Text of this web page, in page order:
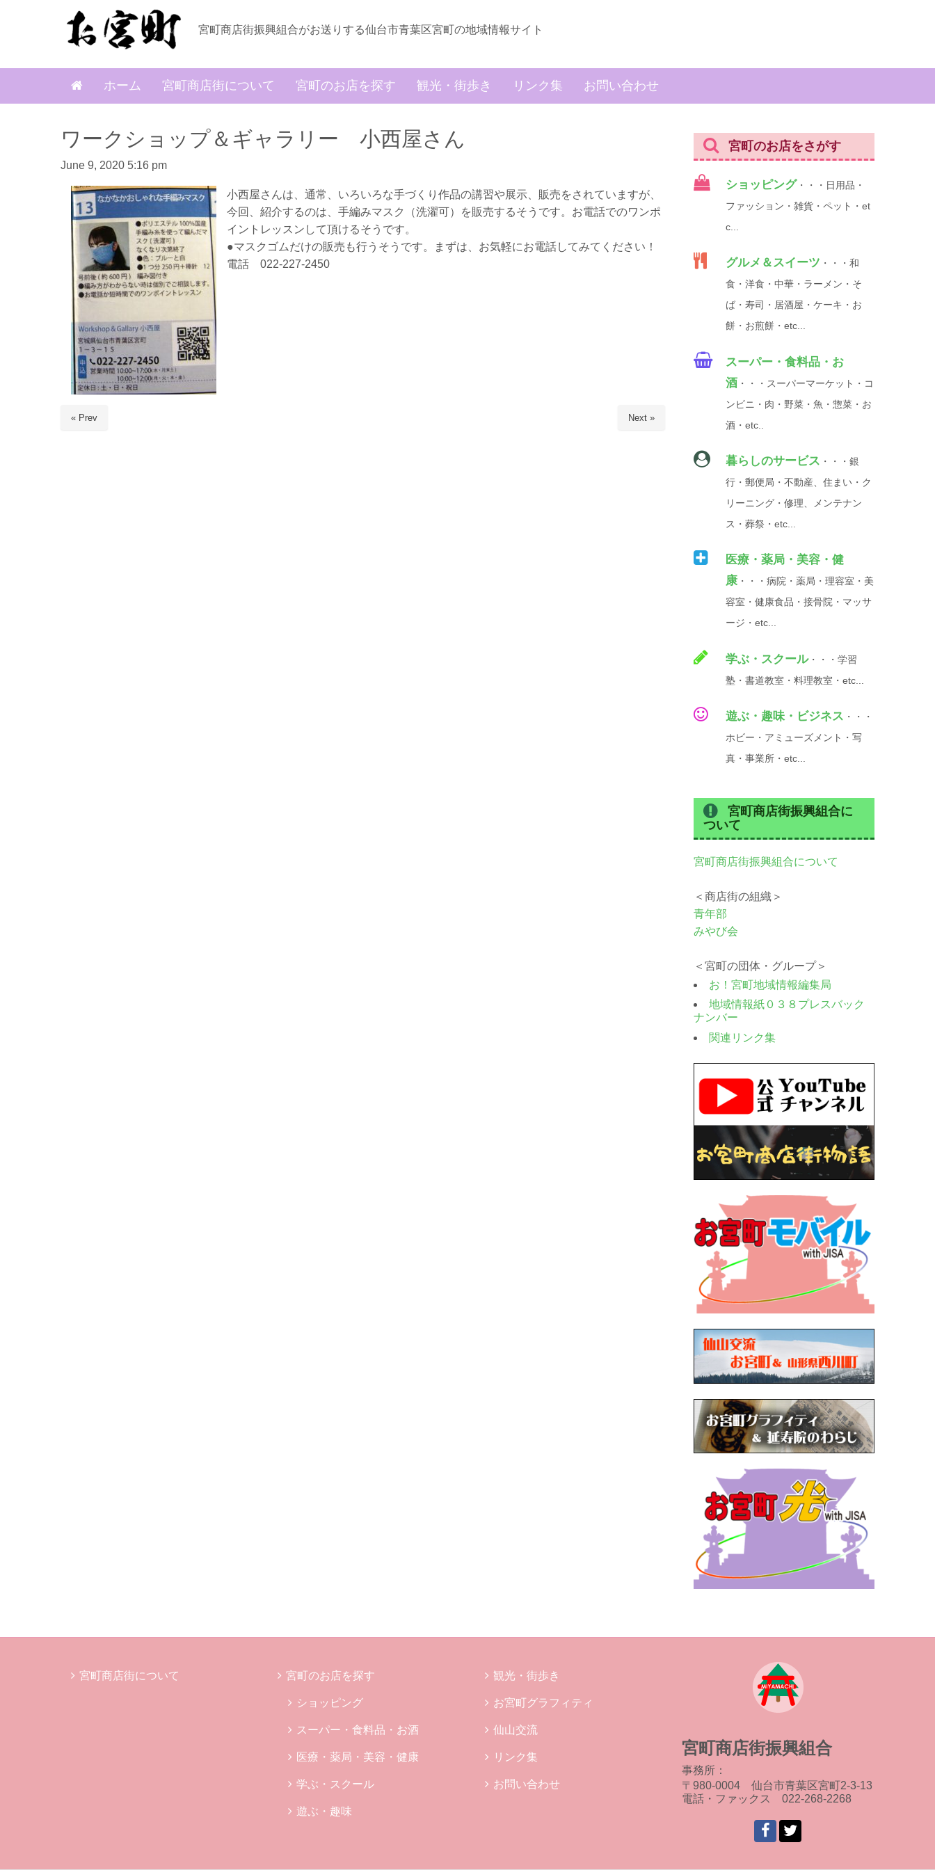
宮町商店街振興組合がお送りする仙台市青葉区宮町の地域情報サイト
ホーム 宮町商店街について 宮町のお店を探す 観光・街歩き リンク集 お問い合わせ
ワークショップ＆ギャラリー 小西屋さん
June 9, 2020 5:16 pm
小西屋さんは、通常、いろいろな手づくり作品の講習や展示、販売をされていますが、
今回、紹介するのは、手編みマスク（洗濯可）を販売するそうです。お電話でのワンポ
イントレッスンして頂けるそうです。
●マスクゴムだけの販売も行うそうです。まずは、お気軽にお電話してみてください！
電話 022-227-2450
« Prev Next »
宮町のお店をさがす
ショッピング ・・・日用品・
ファッション・雑貨・ペット・et
c...
グルメ＆スイーツ ・・・和
食・洋食・中華・ラーメン・そ
ば・寿司・居酒屋・ケーキ・お
餅・お煎餅・etc...
スーパー・食料品・お
酒 ・・・スーパーマーケット・コ
ンビニ・肉・野菜・魚・惣菜・お
酒・etc..
暮らしのサービス ・・・銀
行・郵便局・不動産、住まい・ク
リーニング・修理、メンテナン
ス・葬祭・etc...
医療・薬局・美容・健
康 ・・・病院・薬局・理容室・美
容室・健康食品・接骨院・マッサ
ージ・etc...
学ぶ・スクール・・・学習
塾・書道教室・料理教室・etc...
遊ぶ・趣味・ビジネス ・・・
ホビー・アミューズメント・写
真・事業所・etc...
宮町商店街振興組合に
ついて
宮町商店街振興組合について
＜商店街の組織＞
青年部
みやび会
＜宮町の団体・グループ＞
お！宮町地域情報編集局
地域情報紙０３８プレスバック
ナンバー
関連リンク集
宮町商店街について 宮町のお店を探す
ショッピング
スーパー・食料品・お酒
医療・薬局・美容・健康
学ぶ・スクール
遊ぶ・趣味
観光・街歩き
お宮町グラフィティ
仙山交流
リンク集
お問い合わせ
宮町商店街振興組合
事務所：
〒980-0004 仙台市青葉区宮町2-3-13
電話・ファックス 022-268-2268